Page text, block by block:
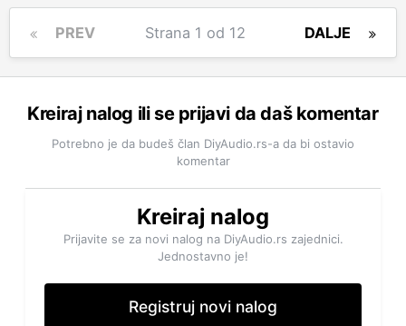
PREV DALJE
Strana 1 od 12
Kreiraj nalog ili se prijavi da daš komentar
Potrebno je da budeš član DiyAudio.rs-a da bi ostavio
komentar
Kreiraj nalog
Prijavite se za novi nalog na DiyAudio.rs zajednici.
Jednostavno je!
Registruj novi nalog